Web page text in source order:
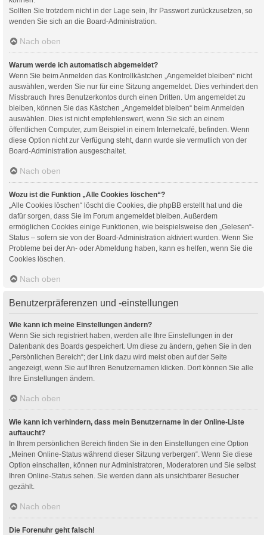
Sollten Sie trotzdem nicht in der Lage sein, Ihr Passwort zurückzusetzen, so
wenden Sie sich an die Board-Administration.
Nach oben
Warum werde ich automatisch abgemeldet?
Wenn Sie beim Anmelden das Kontrollkästchen „Angemeldet bleiben“ nicht
auswählen, werden Sie nur für eine Sitzung angemeldet. Dies verhindert den
Missbrauch Ihres Benutzerkontos durch einen Dritten. Um angemeldet zu
bleiben, können Sie das Kästchen „Angemeldet bleiben“ beim Anmelden
auswählen. Dies ist nicht empfehlenswert, wenn Sie sich an einem
öffentlichen Computer, zum Beispiel in einem Internetcafé, befinden. Wenn
diese Option nicht zur Verfügung steht, dann wurde sie vermutlich von der
Board-Administration ausgeschaltet.
Nach oben
Wozu ist die Funktion „Alle Cookies löschen“?
„Alle Cookies löschen“ löscht die Cookies, die phpBB erstellt hat und die
dafür sorgen, dass Sie im Forum angemeldet bleiben. Außerdem
ermöglichen Cookies einige Funktionen, wie beispielsweise den „Gelesen“-
Status – sofern sie von der Board-Administration aktiviert wurden. Wenn Sie
Probleme bei der An- oder Abmeldung haben, kann es helfen, wenn Sie die
Cookies löschen.
Nach oben
Benutzerpräferenzen und -einstellungen
Wie kann ich meine Einstellungen ändern?
Wenn Sie sich registriert haben, werden alle Ihre Einstellungen in der
Datenbank des Boards gespeichert. Um diese zu ändern, gehen Sie in den
„Persönlichen Bereich“; der Link dazu wird meist oben auf der Seite
angezeigt, wenn Sie auf Ihren Benutzernamen klicken. Dort können Sie alle
Ihre Einstellungen ändern.
Nach oben
Wie kann ich verhindern, dass mein Benutzername in der Online-Liste
auftaucht?
In Ihrem persönlichen Bereich finden Sie in den Einstellungen eine Option
„Meinen Online-Status während dieser Sitzung verbergen“. Wenn Sie diese
Option einschalten, können nur Administratoren, Moderatoren und Sie selbst
Ihren Online-Status sehen. Sie werden dann als unsichtbarer Besucher
gezählt.
Nach oben
Die Forenuhr geht falsch!